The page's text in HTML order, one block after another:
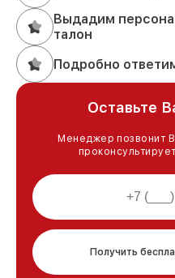
Выдадим
талон
Подробно
Оставьте
Менеджер позвонит
Получить